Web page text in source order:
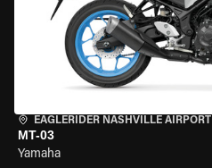
EAGLERIDER NASHVILLE AIRPORT
MT-03
Yamaha